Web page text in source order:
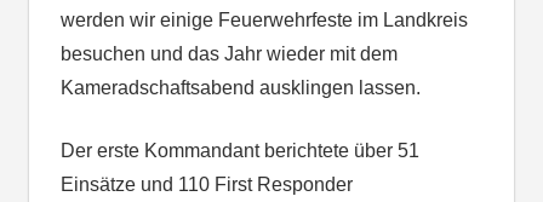
werden wir einige Feuerwehrfeste im Landkreis
besuchen und das Jahr wieder mit dem
Kameradschaftsabend ausklingen lassen.
Der erste Kommandant berichtete über 51
Einsätze und 110 First Responder